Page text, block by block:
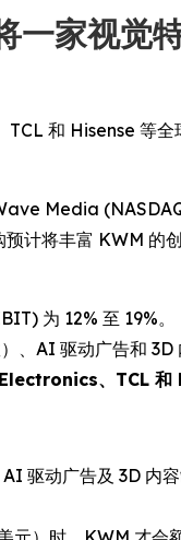
一家视觉
和 Hisense 等
Media
计将丰富 KWM 的
为 12% 至 19%
、AI 驱动广告和
、TCL 和
驱动广告及 3D 内